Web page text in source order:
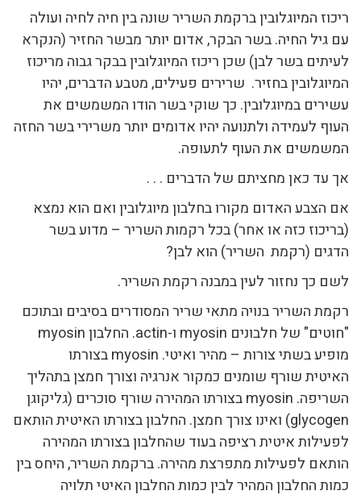
ריכוז המיוגלובין ברקמת השריר שונה בין חיה לחיה ועולה
עם גיל החיה. בשר הבקר, אדום יותר מבשר החזיר (הנקרא
לעיתים בשר לבן) שכן ריכוז המיוגלובין בבקר גבוה מריכוז
המיוגלובין בחזיר. שרירים פעילים, מטבע הדברים, יהיו
עשירים במיוגלובין. כך שוקי בשר הודו המשמשים את
העוף לעמידה ולתנועה יהיו אדומים יותר משרירי בשר החזה
המשמשים את העוף לתעופה.
אך עד כאן מחציתם של הדברים . . .
אם הצבע האדום מקורו בחלבון מיוגלובין ואם הוא נמצא
(בריכוז כזה או אחר) בכל רקמות השריר – מדוע בשר
הדגים (רקמת השריר) הוא לבן?
לשם כך נחזור לעין במבנה רקמת השריר.
רקמת השריר בנויה מתאי שריר המסודרים בסיבים ובתוכם
"חוטים" של חלבונים myosin ו-actin. החלבון myosin
מופיע בשתי צורות – מהיר ואיטי. myosin בצורתו
האיטית שורף שומנים כמקור אנרגיה וצורך חמצן בתהליך
השריפה. myosin בצורתו המהירה שורף סוכרים (גליקוגן
glycogen) ואינו צורך חמצן. החלבון בצורתו האיטית הותאם
לפעילות איטית רציפה בעוד שהחלבון בצורתו המהירה
הותאם לפעילות מתפרצת מהירה. ברקמת השריר, היחס בין
כמות החלבון המהיר לבין כמות החלבון האיטי תלויה